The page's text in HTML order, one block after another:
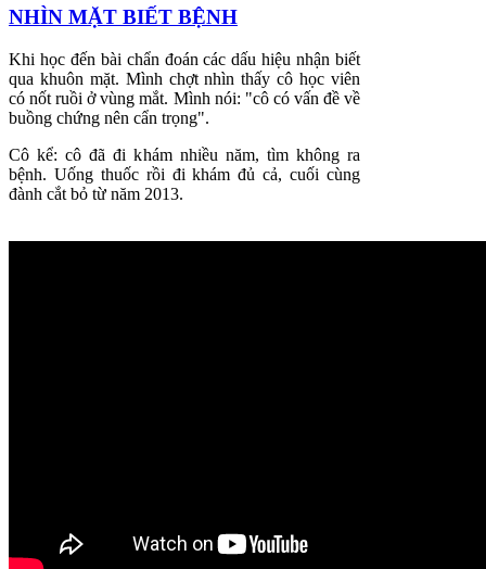
NHÌN MẶT BIẾT BỆNH
Khi học đến bài chẩn đoán các dấu hiệu nhận biết
qua khuôn mặt. Mình chợt nhìn thấy cô học viên
có nốt ruồi ở vùng mắt. Mình nói: "cô có vấn đề về
buồng chứng nên cẩn trọng".
Cô kể: cô đã đi khám nhiều năm, tìm không ra
bệnh. Uống thuốc rồi đi khám đủ cả, cuối cùng
đành cắt bỏ từ năm 2013.